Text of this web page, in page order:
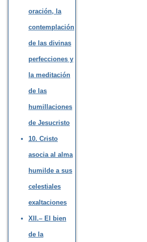
oración, la
contemplación
de las divinas
perfecciones y
la meditación
de las
humillaciones
de Jesucristo
10. Cristo
asocia al alma
humilde a sus
celestiales
exaltaciones
XII.– El bien
de la